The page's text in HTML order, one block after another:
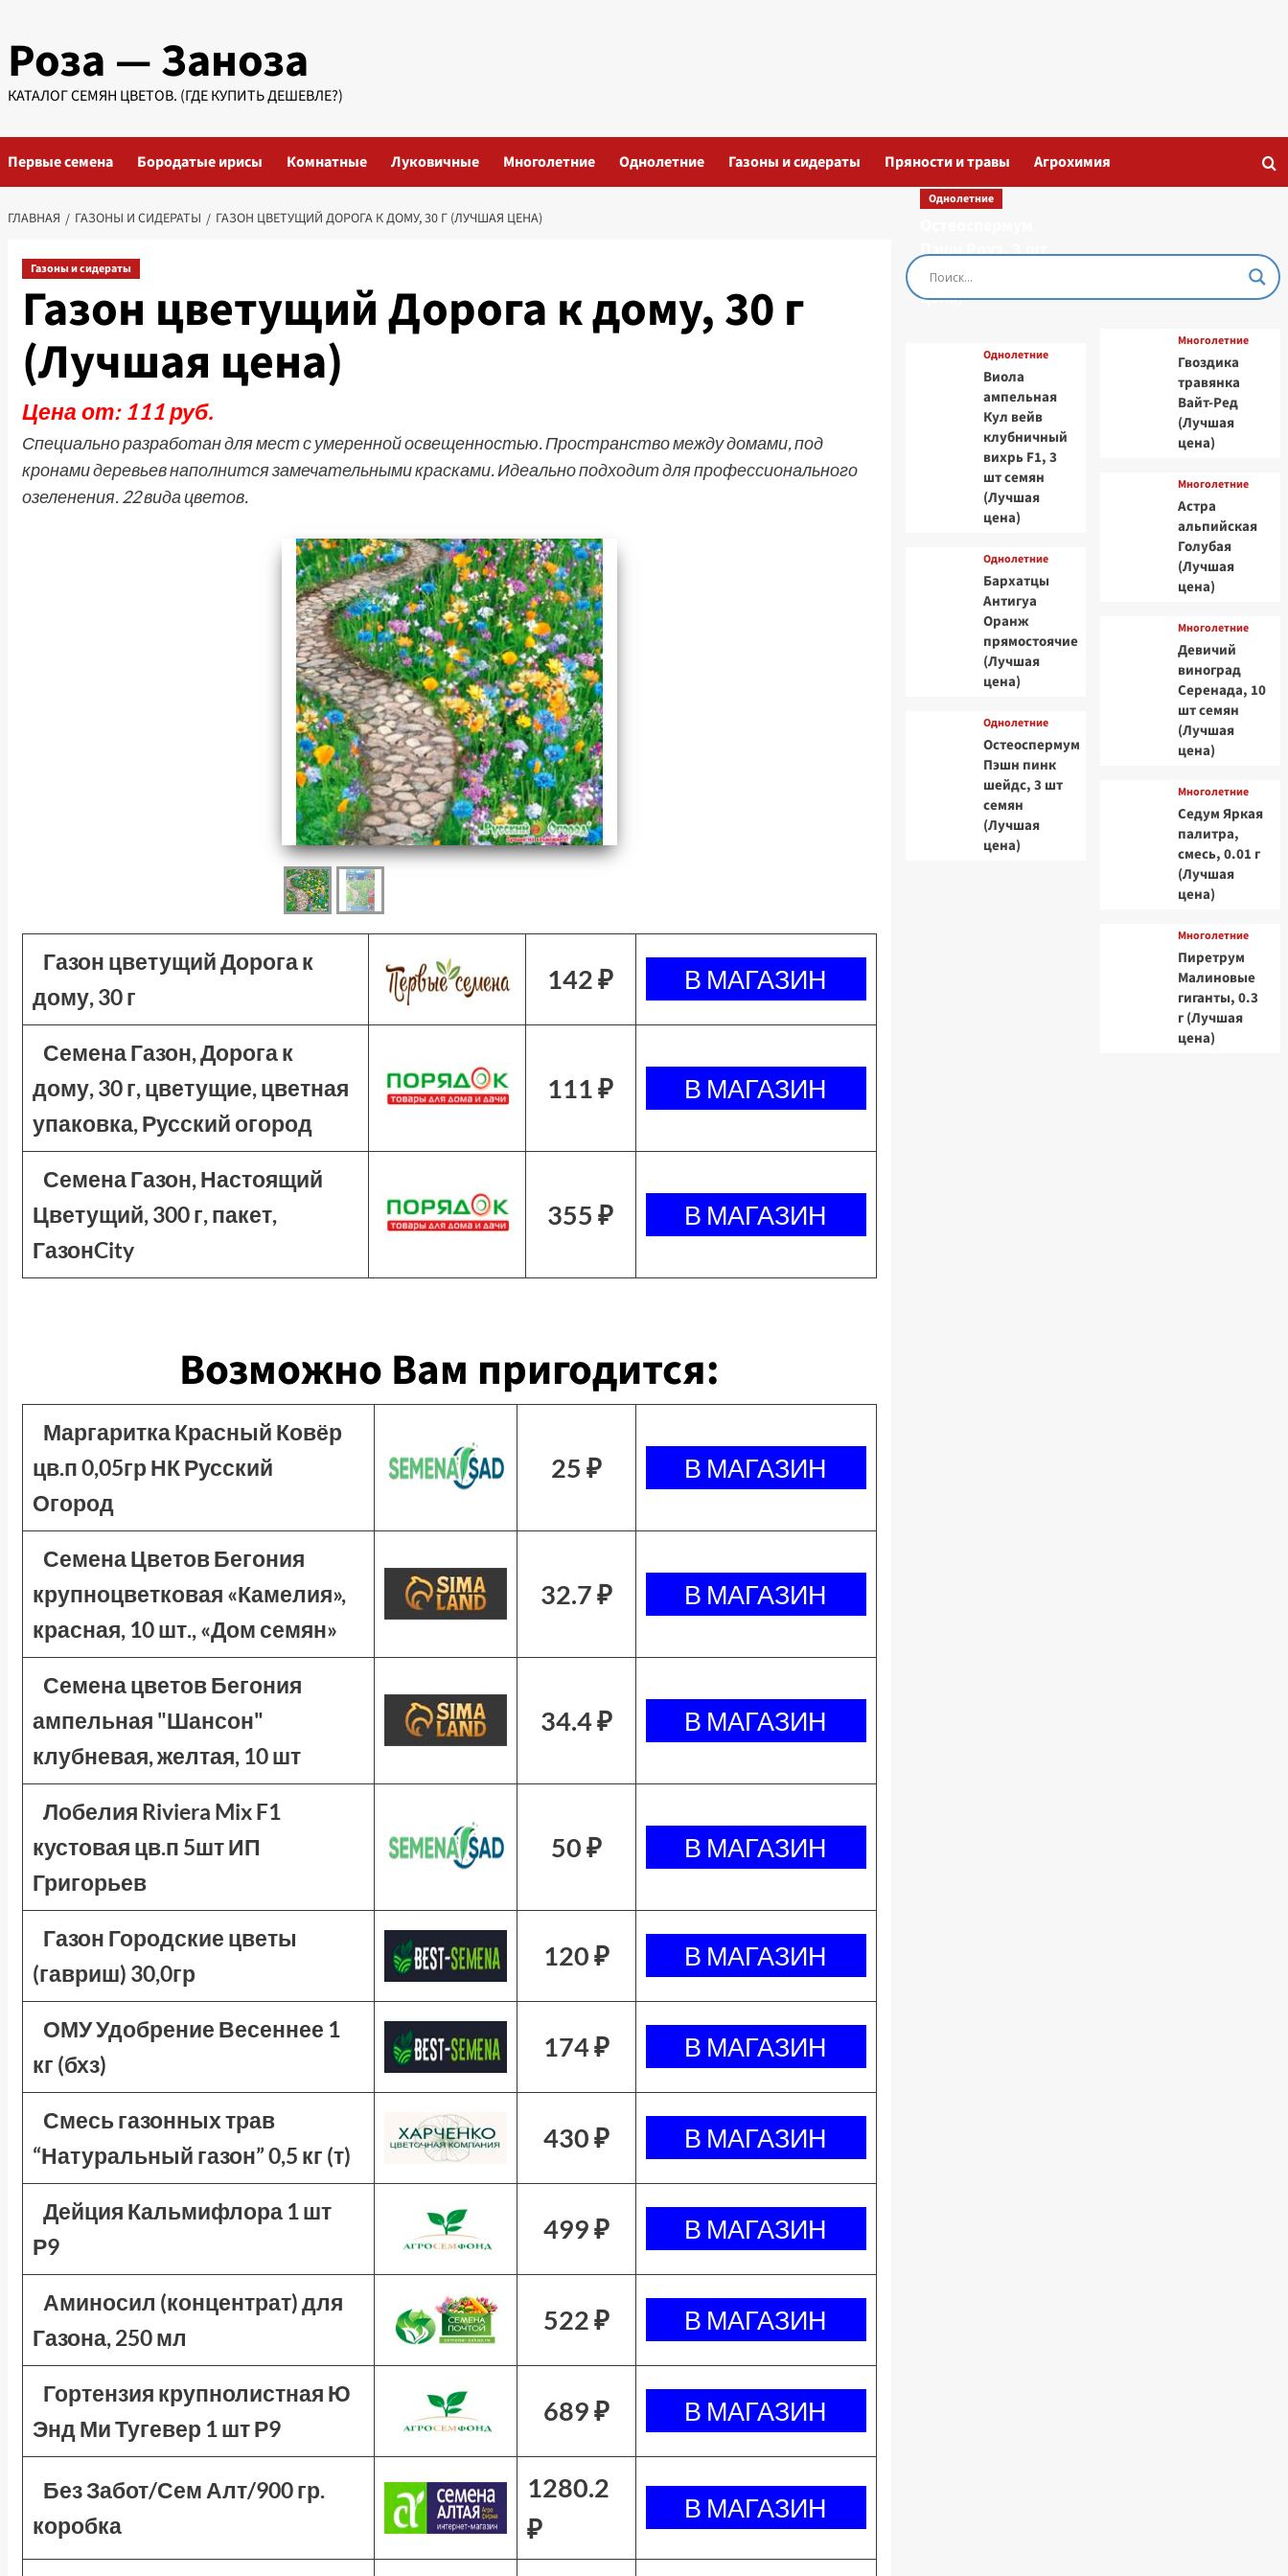
содержимому
Роза — Заноза
КАТАЛОГ СЕМЯН ЦВЕТОВ. (ГДЕ КУПИТЬ ДЕШЕВЛЕ?)
Первые семена Бородатые ирисы Комнатные Луковичные Многолетние Однолетние Газоны и сидераты Пряности и травы Агрохимия
ГЛАВНАЯ ГАЗОНЫ И СИДЕРАТЫ ГАЗОН ЦВЕТУЩИЙ ДОРОГА К ДОМУ, 30 Г (ЛУЧШАЯ ЦЕНА)
Газоны и сидераты
Газон цветущий Дорога к дому, 30 г
(Лучшая цена)
Цена от: 111 руб.
Специально разработан для мест с умеренной освещенностью. Пространство между домами, под
кронами деревьев наполнится замечательными красками. Идеально подходит для профессионального
озеленения. 22 вида цветов.
Газон цветущий Дорога к
дому, 30 г
142 ₽
Семена Газон, Дорога к
дому, 30 г, цветущие, цветная
упаковка, Русский огород
111 ₽
Семена Газон, Настоящий
Цветущий, 300 г, пакет,
ГазонCity
355 ₽
Возможно Вам пригодится:
Маргаритка Красный Ковёр
цв.п 0,05гр НК Русский
Огород
25 ₽
Семена Цветов Бегония
крупноцветковая «Камелия»,
красная, 10 шт., «Дом семян»
32.7 ₽
Семена цветов Бегония
ампельная "Шансон"
клубневая, желтая, 10 шт
34.4 ₽
Лобелия Riviera Mix F1
кустовая цв.п 5шт ИП
Григорьев
50 ₽
Газон Городские цветы
(гавриш) 30,0гр
120 ₽
ОМУ Удобрение Весеннее 1
кг (бхз)
174 ₽
Смесь газонных трав
“Натуральный газон” 0,5 кг (т)
430 ₽
Дейция Кальмифлора 1 шт
Р9
499 ₽
Аминосил (концентрат) для
Газона, 250 мл
522 ₽
Гортензия крупнолистная Ю
Энд Ми Тугевер 1 шт Р9
689 ₽
Без Забот/Сем Алт/900 гр.
коробка
1280.2
₽
Однолетние
Пэшн Роуз, 3 шт
семян (Лучшая
цена)
Однолетние
Виола
ампельная
Кул вейв
клубничный
вихрь F1, 3
шт семян
(Лучшая
цена)
Однолетние
Бархатцы
Антигуа
Оранж
прямостоячие
(Лучшая
цена)
Однолетние
Остеоспермум
Пэшн пинк
шейдс, 3 шт
семян
(Лучшая
цена)
Многолетние
Гвоздика
травянка
Вайт-Ред
(Лучшая
цена)
Многолетние
Астра
альпийская
Голубая
(Лучшая
цена)
Многолетние
Девичий
виноград
Серенада, 10
шт семян
(Лучшая
цена)
Многолетние
Седум Яркая
палитра,
смесь, 0.01 г
(Лучшая
цена)
Многолетние
Пиретрум
Малиновые
гиганты, 0.3
г (Лучшая
цена)